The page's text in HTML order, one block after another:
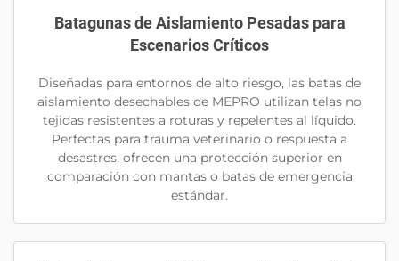
Batagunas de Aislamiento Pesadas para
Escenarios Críticos
Diseñadas para entornos de alto riesgo, las batas de
aislamiento desechables de MEPRO utilizan telas no
tejidas resistentes a roturas y repelentes al líquido.
Perfectas para trauma veterinario o respuesta a
desastres, ofrecen una protección superior en
comparación con mantas o batas de emergencia
estándar.